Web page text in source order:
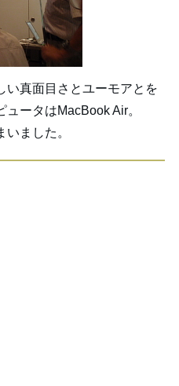
い真面目さとユーモアとを
ータはMacBook Air。
ました。